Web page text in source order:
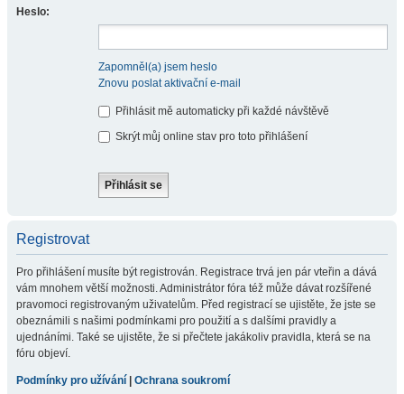
Heslo:
Zapomněl(a) jsem heslo
Znovu poslat aktivační e-mail
Přihlásit mě automaticky při každé návštěvě
Skrýt můj online stav pro toto přihlášení
Registrovat
Pro přihlášení musíte být registrován. Registrace trvá jen pár vteřin a dává
vám mnohem větší možnosti. Administrátor fóra též může dávat rozšířené
pravomoci registrovaným uživatelům. Před registrací se ujistěte, že jste se
obeznámili s našimi podmínkami pro použití a s dalšími pravidly a
ujednáními. Také se ujistěte, že si přečtete jakákoliv pravidla, která se na
fóru objeví.
Podmínky pro užívání Ochrana soukromí